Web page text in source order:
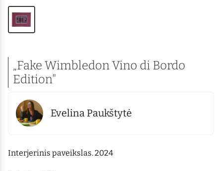
„Fake Wimbledon Vino di Bordo
Edition"
Evelina Paukštytė
Interjerinis paveikslas. 2024